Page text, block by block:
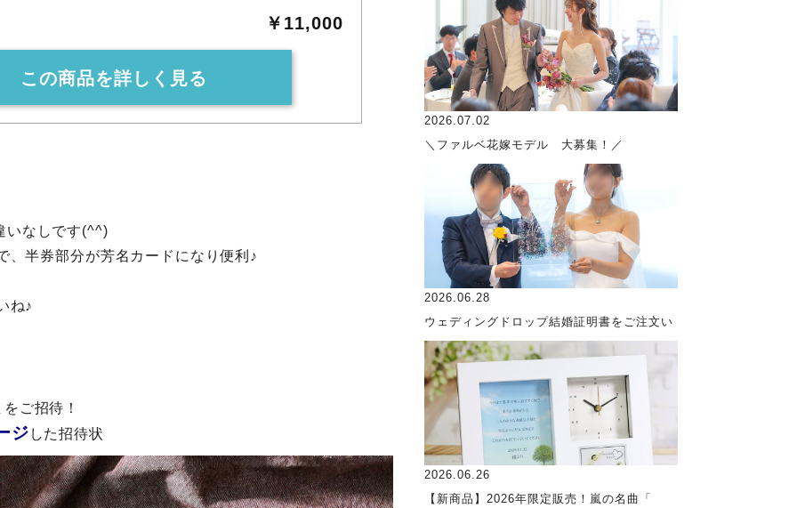
￥11,000
この商品を詳しく見る
いなしです(^^)
、半券部分が芳名カードになり便利♪
ね♪
ご招待！
ジ した招待状
2026.07.02
＼ファルベ花嫁モデル 大募集！／
2026.06.28
ウェディングドロップ結婚証明書をご注文い
2026.06.26
【新商品】2026年限定販売！嵐の名曲「